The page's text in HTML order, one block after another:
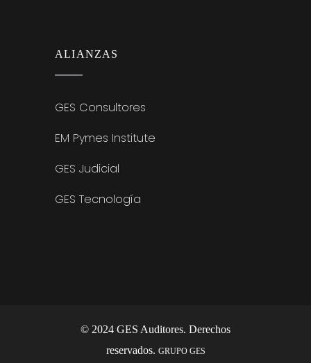
ALIANZAS
GES Consultores
EM Pymes Institute
GES Judicial
GES Tecnología
© 2024 GES Auditores. Derechos
reservados. GRUPO GES